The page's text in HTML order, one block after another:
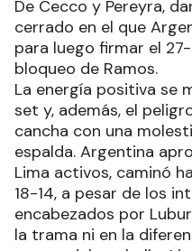
De Cecco y Pereyra,
cerrado en el que
para luego firmar el
bloqueo de Ramos.
La energía positiva se
set y, además, el
cancha con una
espalda. Argentina
Lima activos, caminó
18-14, a pesar de los
encabezados por
la trama ni en la